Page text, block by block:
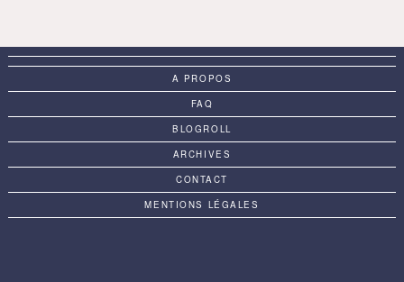
A PROPOS
FAQ
BLOGROLL
ARCHIVES
CONTACT
MENTIONS LÉGALES